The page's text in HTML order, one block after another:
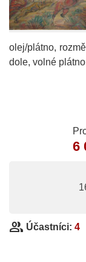
olej/plátno,
dole, volné
6
group Účastníci: 4